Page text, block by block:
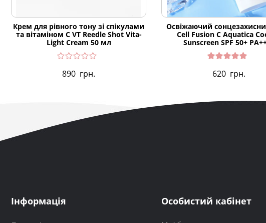
Крем для рівного тону зі спікулами
та вітаміном С VT Reedle Shot Vita-
Light Cream 50 мл
890 грн.
Освіжаючий
Cell Fusion C Aquatica
Sunscreen SPF 50+
в5.00з 5
620 грн.
Інформація Особистий кабінет